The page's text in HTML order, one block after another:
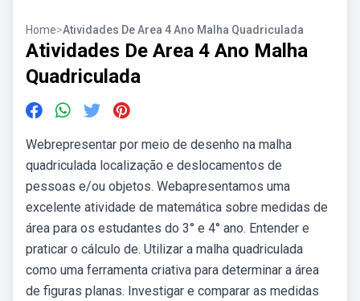
Home>Atividades De Area 4 Ano Malha Quadriculada
Atividades De Area 4 Ano Malha
Quadriculada
Webrepresentar por meio de desenho na malha
quadriculada localização e deslocamentos de
pessoas e/ou objetos. Webapresentamos uma
excelente atividade de matemática sobre medidas de
área para os estudantes do 3° e 4° ano. Entender e
praticar o cálculo de. Utilizar a malha quadriculada
como uma ferramenta criativa para determinar a área
de figuras planas. Investigar e comparar as medidas